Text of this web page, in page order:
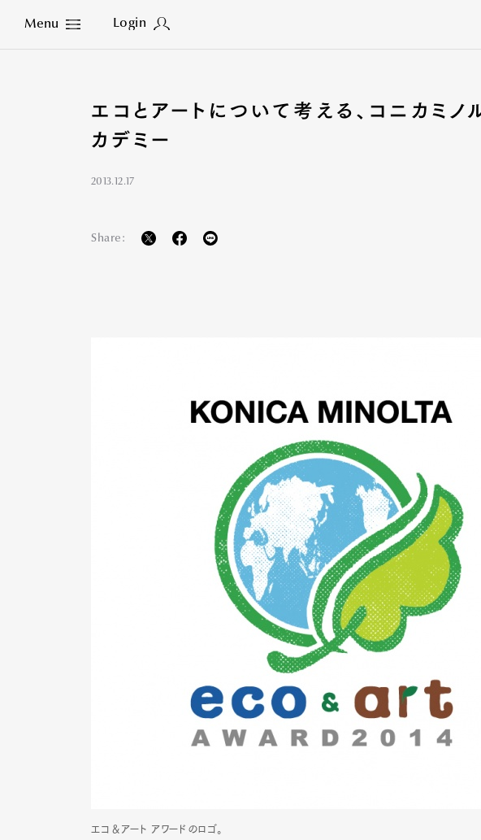
Menu Login
Close
エコとアートについて考える、コニカミ
カデミー
2013.12.17
Share:
エコ＆アート アワードのロゴ。